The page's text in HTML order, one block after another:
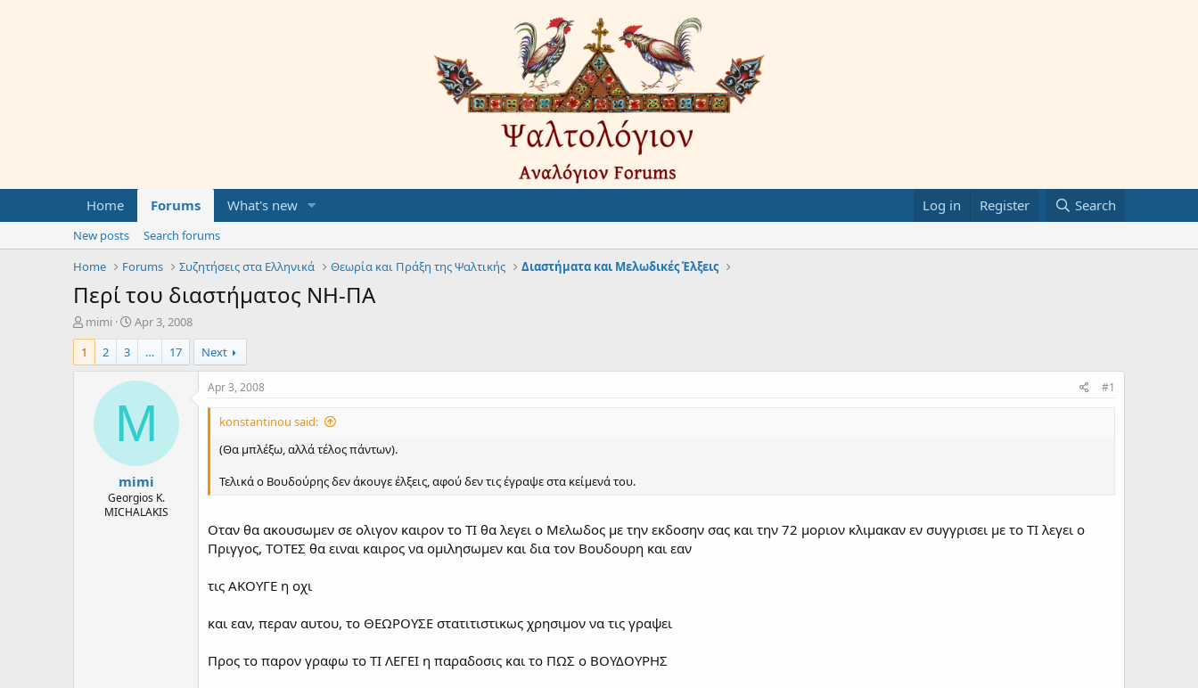
Home Forums What's new Log in Register Search
New posts
Search forums
Home
Forums Συζητήσεις στα Ελληνικά Θεωρία και Πράξη της Ψαλτικής Διαστήματα και Μελωδικές Έλξεις
Περί του διαστήματος ΝΗ-ΠΑ
T
h
r
e
mimi
S
t
r
t
t
Apr 3, 2008
1
2 3 … 17 Next
M
mimi
Georgios K.
MICHALAKIS
Apr 3, 2008 #1
konstantinou said:
(Θα μπλέξω, αλλά τέλος πάντων).
Τελικά ο Βουδούρης δεν άκουγε έλξεις, αφού δεν τις έγραψε στα κείμενά του.
Οταν θα ακουσωμεν σε ολιγον καιρον το ΤΙ θα λεγει ο Μελωδος με την εκδοσην σας και την 72 μοριον κλιμακαν εν συγγρισει με το ΤΙ λεγει ο
Πριγγος, ΤΟΤΕΣ θα ειναι καιρος να ομιλησωμεν και δια τον Βουδουρη και εαν
τις ΑΚΟΥΓΕ η οχι
και εαν, περαν αυτου, το ΘΕΩΡΟΥΣΕ στατιτιστικως χρησιμον να τις γραψει
Προς το παρον γραφω το ΤΙ ΛΕΓΕΙ η παραδοσις και το ΠΩΣ ο ΒΟΥΔΟΥΡΗΣ